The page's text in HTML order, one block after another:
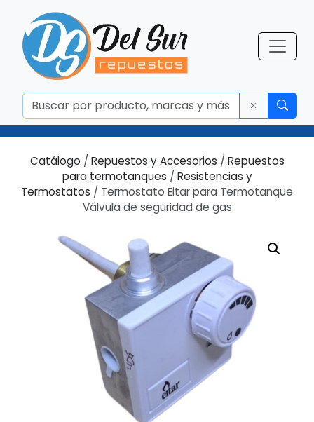
Catálogo / Repuestos y Accesorios / Repuestos
para termotanques / Resistencias y
Termostatos / Termostato Eitar para Termotanque
Válvula de seguridad de gas